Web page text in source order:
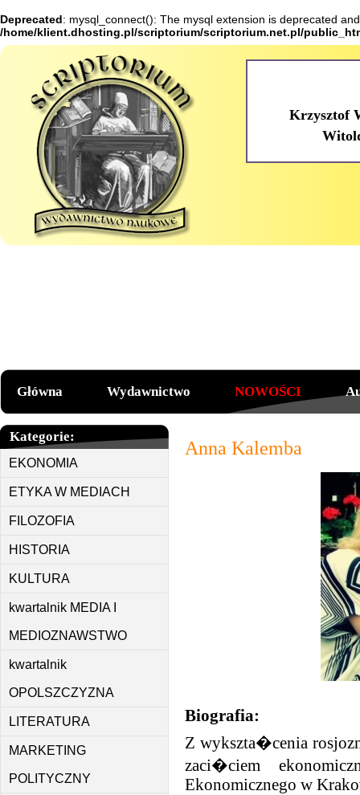
Deprecated: mysql_connect(): The mysql extension is deprecated
/home/klient.dhosting.pl/scriptorium/scriptorium.net.pl/
Krzysztof
Główna Wydawnictwo NOWOŚCI
Kategorie:
EKONOMIA
ETYKA W MEDIACH
FILOZOFIA
HISTORIA
KULTURA
kwartalnik MEDIA I
MEDIOZNAWSTWO
kwartalnik
OPOLSZCZYZNA
LITERATURA
MARKETING
POLITYCZNY
Anna Kalemba
Biografia:
Z wykszta�cenia
zaci�ciem
Ekonomicznego w